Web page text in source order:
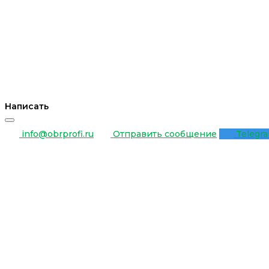
Написать
info@obrprofi.ru Отправить сообщение